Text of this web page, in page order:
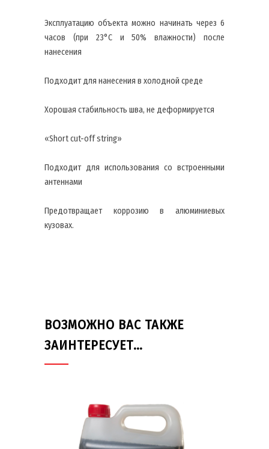
Эксплуатацию объекта можно начинать через 6
часов (при 23°C и 50% влажности) после
нанесения
Подходит для нанесения в холодной среде
Хорошая стабильность шва, не деформируется
«Short cut-off string»
Подходит для использования со встроенными
антеннами
Предотвращает коррозию в алюминиевых
кузовах.
ВОЗМОЖНО ВАС ТАКЖЕ
ЗАИНТЕРЕСУЕТ…